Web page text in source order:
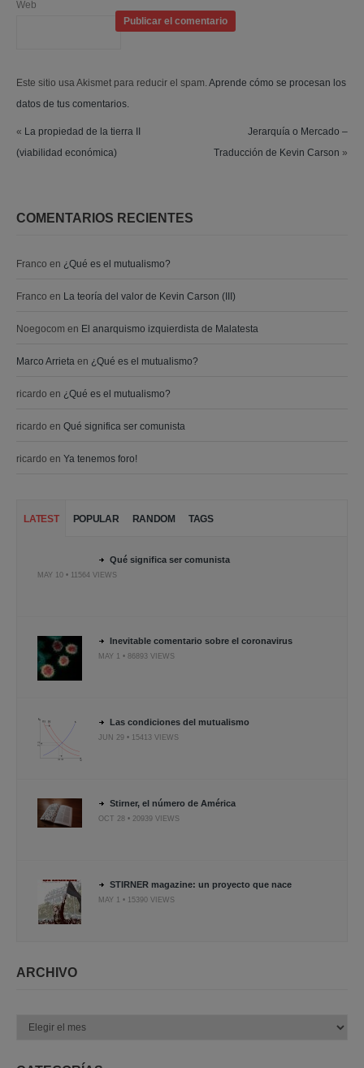
Web
Este sitio usa Akismet para reducir el spam. Aprende cómo se procesan los
datos de tus comentarios.
« La propiedad de la tierra II
(viabilidad económica)
Jerarquía o Mercado –
Traducción de Kevin Carson »
COMENTARIOS RECIENTES
Franco en ¿Qué es el mutualismo?
Franco en La teoría del valor de Kevin Carson (III)
Noegocom en El anarquismo izquierdista de Malatesta
Marco Arrieta en ¿Qué es el mutualismo?
ricardo en ¿Qué es el mutualismo?
ricardo en Qué significa ser comunista
ricardo en Ya tenemos foro!
LATEST POPULAR RANDOM TAGS
Qué significa ser comunista
MAY 10 • 11564 VIEWS
Inevitable comentario sobre el coronavirus
MAY 1 • 86893 VIEWS
Las condiciones del mutualismo
JUN 29 • 15413 VIEWS
Stirner, el número de América
OCT 28 • 20939 VIEWS
STIRNER magazine: un proyecto que nace
MAY 1 • 15390 VIEWS
ARCHIVO